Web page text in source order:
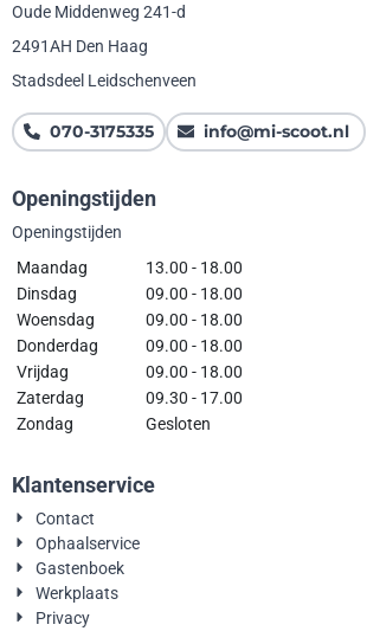
Oude Middenweg 241-d
2491AH Den Haag
Stadsdeel Leidschenveen
070-3175335 info@mi-scoot.nl
Openingstijden
Openingstijden
Maandag
13.00 - 18.00
Dinsdag
09.00 - 18.00
Woensdag
09.00 - 18.00
Donderdag
09.00 - 18.00
Vrijdag
09.00 - 18.00
Zaterdag
09.30 - 17.00
Zondag
Gesloten
Klantenservice
Contact
Ophaalservice
Gastenboek
Werkplaats
Privacy